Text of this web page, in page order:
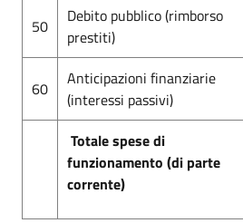
50
Debito pubblico (rimborso
prestiti)
60
Anticipazioni finanziarie
(interessi passivi)
Totale spese di
funzionamento (di parte
corrente)